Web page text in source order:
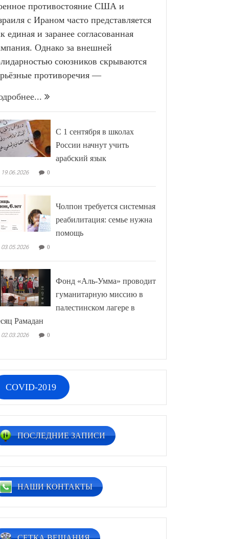
противостояние США и
с Ираном часто представляется
единая и заранее согласованная
Однако за внешней
союзников скрываются
противоречия —
С 1 сентября в школах
России начнут учить
арабский язык
19.06.2026 0
Чолпон требуется системная
реабилитация: семье нужна
помощь
03.05.2026 0
Фонд «Аль-Умма» проводит
гуманитарную миссию в
палестинском лагере в
Рамадан
02.03.2026 0
COVID-2019
ПОСЛЕДНИЕ ЗАПИСИ
НАШИ КОНТАКТЫ